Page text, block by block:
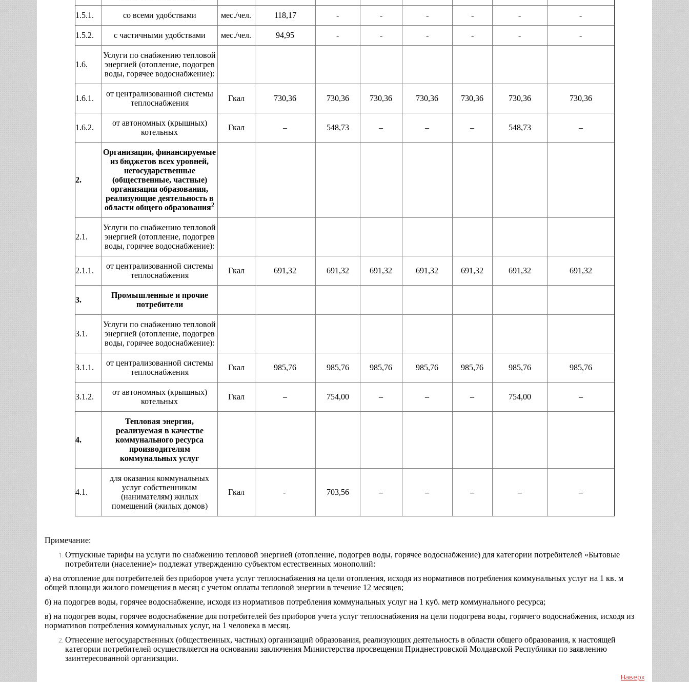
1.5.1. со всеми удобствами мес./чел. 118,17 - - - - - -
1.5.2. с частичными удобствами мес./чел. 94,95 - - - - - -
1.6.
Услуги по снабжению тепловой
энергией (отопление, подогрев
воды, горячее водоснабжение):
1.6.1.
от централизованной системы
теплоснабжения
Гкал 730,36 730,36 730,36 730,36 730,36 730,36 730,36
1.6.2.
от автономных (крышных)
котельных
Гкал – 548,73 – – – 548,73 –
2.
Организации, финансируемые
из бюджетов всех уровней,
негосударственные
(общественные, частные)
организации образования,
реализующие деятельность в
области общего образования2
2.1.
Услуги по снабжению тепловой
энергией (отопление, подогрев
воды, горячее водоснабжение):
2.1.1.
от централизованной системы
теплоснабжения
Гкал 691,32 691,32 691,32 691,32 691,32 691,32 691,32
3.
Промышленные и прочие
потребители
3.1.
Услуги по снабжению тепловой
энергией (отопление, подогрев
воды, горячее водоснабжение):
3.1.1.
от централизованной системы
теплоснабжения
Гкал 985,76 985,76 985,76 985,76 985,76 985,76 985,76
3.1.2.
от автономных (крышных)
котельных
Гкал – 754,00 – – – 754,00 –
4.
Тепловая энергия,
реализуемая в качестве
коммунального ресурса
производителям
коммунальных услуг
4.1.
для оказания коммунальных
услуг собственникам
(нанимателям) жилых
помещений (жилых домов)
Гкал - 703,56 – – – – –
Примечание:
Отпускные тарифы на услуги по снабжению тепловой энергией (отопление, подогрев воды, горячее водоснабжение) для категории потребителей «Бытовые
потребители (население)» подлежат утверждению субъектом естественных монополий:
а) на отопление для потребителей без приборов учета услуг теплоснабжения на цели отопления, исходя из нормативов потребления коммунальных услуг на 1 кв. м
общей площади жилого помещения в месяц с учетом оплаты тепловой энергии в течение 12 месяцев;
б) на подогрев воды, горячее водоснабжение, исходя из нормативов потребления коммунальных услуг на 1 куб. метр коммунального ресурса;
в) на подогрев воды, горячее водоснабжение для потребителей без приборов учета услуг теплоснабжения на цели подогрева воды, горячего водоснабжения, исходя из
нормативов потребления коммунальных услуг, на 1 человека в месяц.
Отнесение негосударственных (общественных, частных) организаций образования, реализующих деятельность в области общего образования, к настоящей
категории потребителей осуществляется на основании заключения Министерства просвещения Приднестровской Молдавской Республики по заявлению
заинтересованной организации.
Наверх